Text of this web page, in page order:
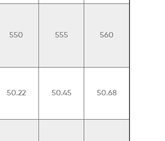
550 555 560
50.22 50.45 50.68